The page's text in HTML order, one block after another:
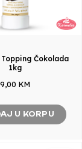
Čokolada
1kg
9,00 KM
U KORPU